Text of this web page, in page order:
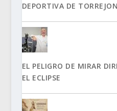
DEPORTIVA DE
EL PELIGRO DE MIRAR
EL ECLIPSE